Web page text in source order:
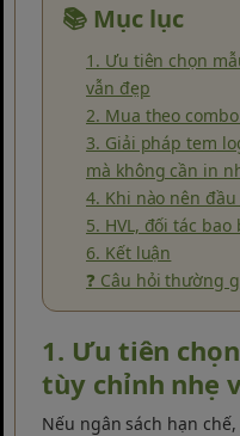
📚 Mục lục
1. Ưu tiên chọn
vẫn đẹp
2. Mua theo
3. Giải pháp tem
mà không cần in
4. Khi nào nên
5. HVL, đối tác
6. Kết luận
❓ Câu hỏi thường
1. Ưu tiên
tùy chỉnh nhẹ
Nếu ngân sách hạn